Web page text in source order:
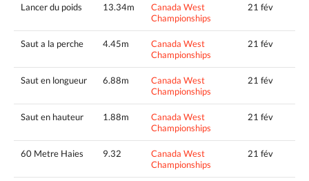
Lancer du poids 13.34m
Canada West
Championships
21 fév
Saut a la perche 4.45m
Canada West
Championships
21 fév
Saut en longueur 6.88m
Canada West
Championships
21 fév
Saut en hauteur 1.88m
Canada West
Championships
21 fév
60 Metre Haies 9.32
Canada West
Championships
21 fév